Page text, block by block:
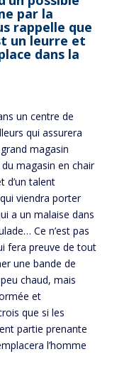
par la
rappelle que
un leurre et
dans la
un centre de
qui assurera
magasin
magasin en chair
d’un talent
viendra porter
a un malaise dans
Ce n’est pas
fera preuve de tout
une bande de
chaud, mais
et
que si les
partie prenante
l’homme